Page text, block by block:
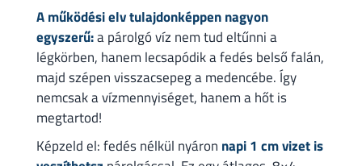
A működési elv tulajdonképpen nagyon
egyszerű:a párolgó víz nem tud eltűnni a
légkörben, hanem lecsapódik a fedés belső falán,
majd szépen visszacsepeg a medencébe. Így
nemcsak a vízmennyiséget, hanem a hőt is
megtartod!
Képzeld el: fedés nélkül nyáron napi 1 cm vizet is